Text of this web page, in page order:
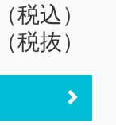
税込）
税抜）